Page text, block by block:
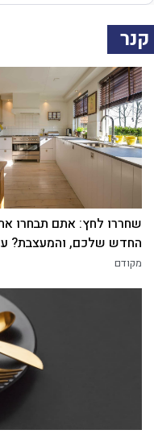
שחררו לחץ: אתם תבחרו
החדש שלכם, והמעצבת?
מקודם